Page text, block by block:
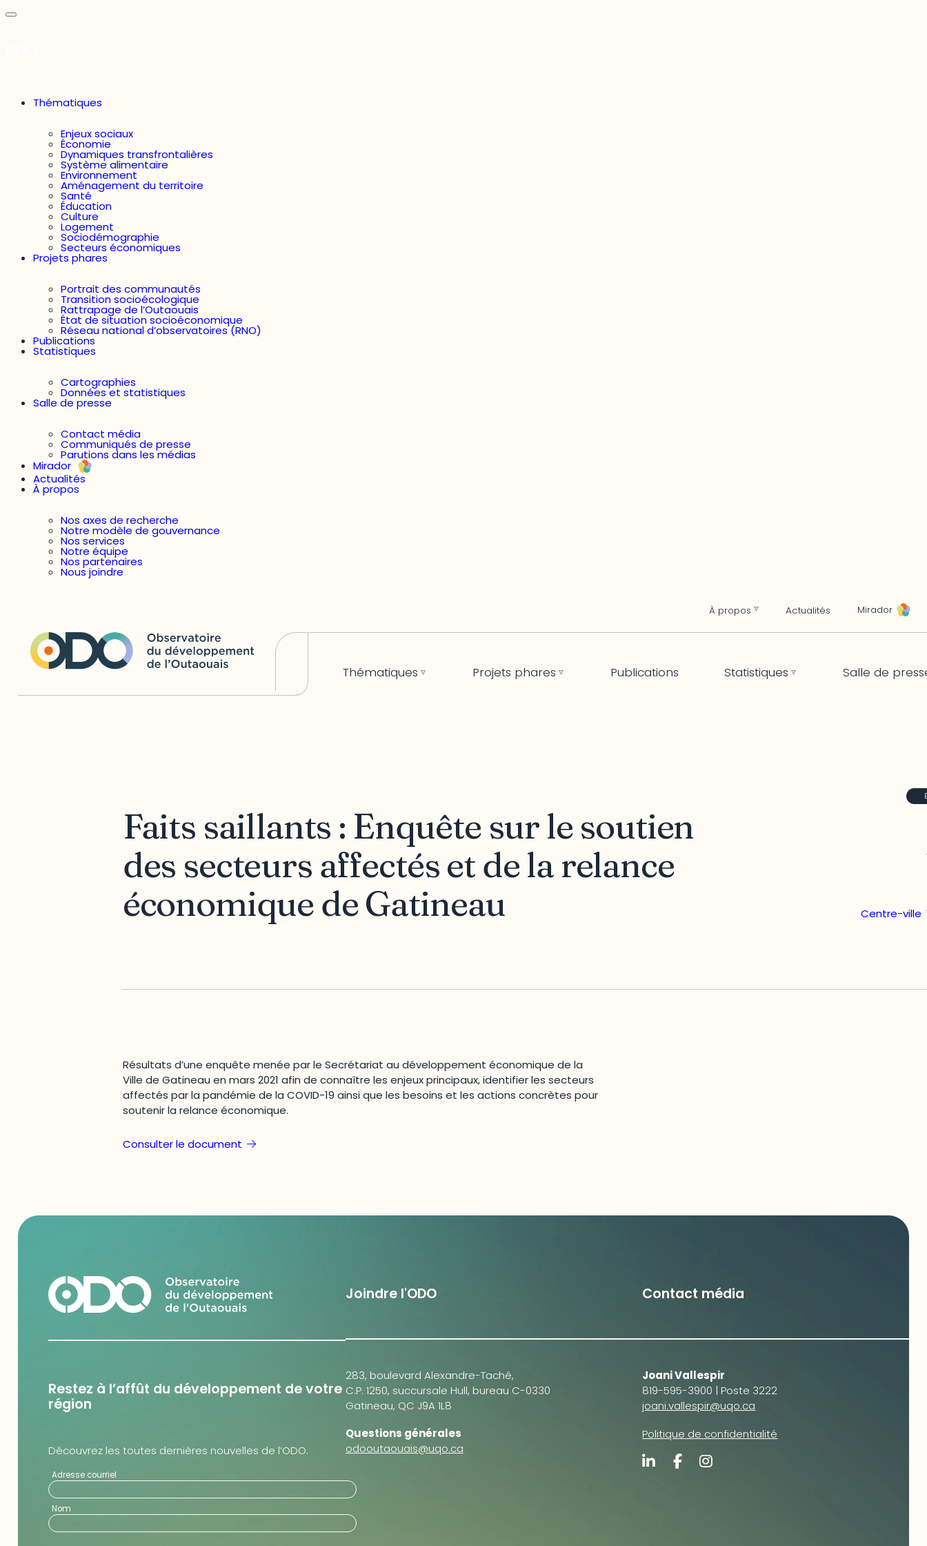
Thématiques
Enjeux sociaux
Économie
Dynamiques transfrontalières
Système alimentaire
Environnement
Aménagement du territoire
Santé
Éducation
Culture
Logement
Sociodémographie
Secteurs économiques
Projets phares
Portrait des communautés
Transition socioécologique
Rattrapage de l’Outaouais
État de situation socioéconomique
Réseau national d’observatoires (RNO)
Publications
Statistiques
Cartographies
Données et statistiques
Salle de presse
Contact média
Communiqués de presse
Parutions dans les médias
Mirador
Actualités
À propos
Nos axes de recherche
Notre modèle de gouvernance
Nos services
Notre équipe
Nos partenaires
Nous joindre
À propos Actualités Mirador
Thématiques Projets phares Publications Statistiques Salle de
Faits saillants : Enquête sur le soutien
des secteurs affectés et de la relance
économique de Gatineau
Centre-ville
Résultats d’une enquête menée par le Secrétariat au développement économique de la
Ville de Gatineau en mars 2021 afin de connaître les enjeux principaux, identifier les secteurs
affectés par la pandémie de la COVID-19 ainsi que les besoins et les actions concrètes pour
soutenir la relance économique.
Consulter le document
Restez à l’affût du développement de votre
région
Découvrez les toutes dernières nouvelles de l’ODO.
Adresse courriel
Nom
Joindre l'ODO
283, boulevard Alexandre-Taché,
C.P. 1250, succursale Hull, bureau C-0330
Gatineau, QC J9A 1L8
Questions générales
odooutaouais@uqo.ca
Contact média
Joani Vallespir
819-595-3900 | Poste 3222
joani.vallespir@uqo.ca
Politique de confidentialité